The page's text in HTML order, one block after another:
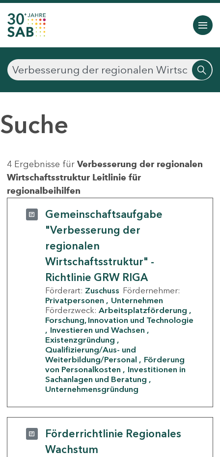
Suche
4 Ergebnisse für Verbesserung der regionalen
Wirtschaftsstruktur Leitlinie für
regionalbeihilfen
Gemeinschaftsaufgabe
"Verbesserung der
regionalen
Wirtschaftsstruktur" -
Richtlinie GRW RIGA
Förderart: Zuschuss Fördernehmer:
Privatpersonen
Unternehmen
Förderzweck: Arbeitsplatzförderung
Forschung, Innovation und Technologie
Investieren und Wachsen
Existenzgründung
Qualifizierung/Aus- und
Weiterbildung/Personal
Förderung
von Personalkosten
Investitionen in
Sachanlagen und Beratung
Unternehmensgründung
Förderrichtlinie Regionales
Wachstum